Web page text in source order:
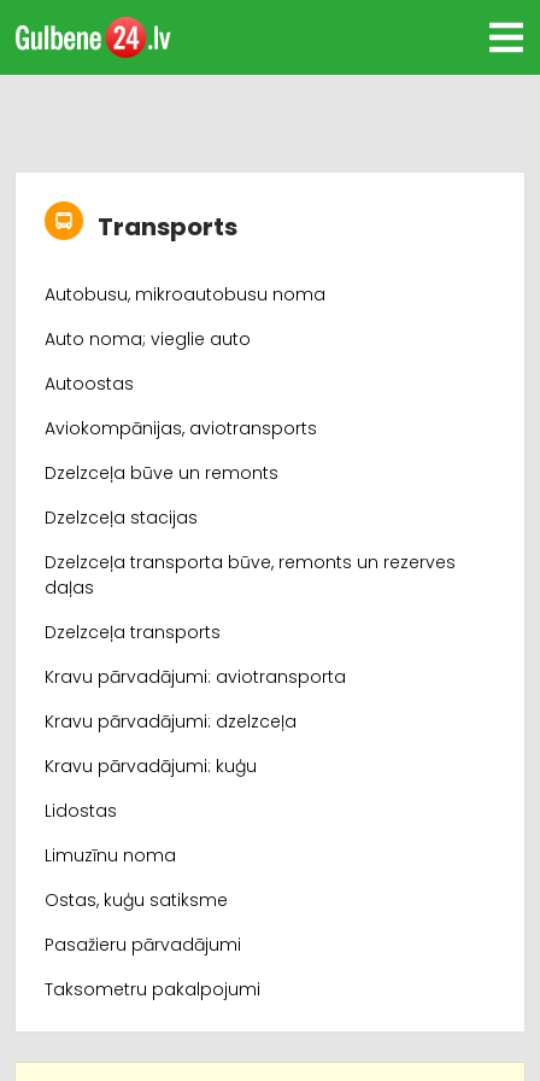
Transports
Autobusu, mikroautobusu noma
Auto noma; vieglie auto
Autoostas
Aviokompānijas, aviotransports
Dzelzceļa būve un remonts
Dzelzceļa stacijas
Dzelzceļa transporta būve, remonts un rezerves
daļas
Dzelzceļa transports
Kravu pārvadājumi: aviotransporta
Kravu pārvadājumi: dzelzceļa
Kravu pārvadājumi: kuģu
Lidostas
Limuzīnu noma
Ostas, kuģu satiksme
Pasažieru pārvadājumi
Taksometru pakalpojumi